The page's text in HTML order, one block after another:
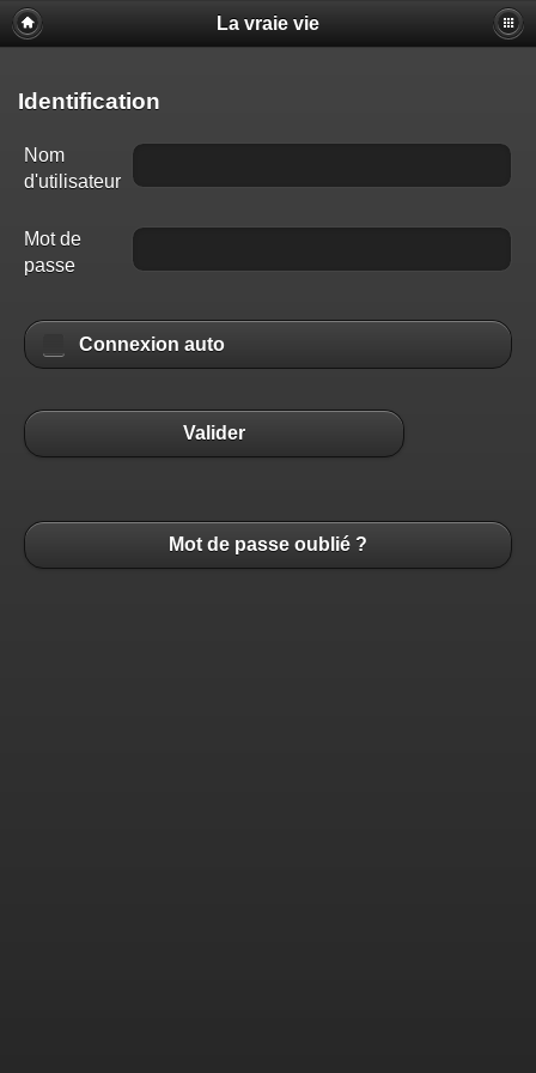
La vraie vie
Identification
Nom
d'utilisateur
Mot de
passe
Connexion auto
Valider
Mot de passe oublié ?